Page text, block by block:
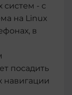
систем - с
на Linux
в
посадить
навигации